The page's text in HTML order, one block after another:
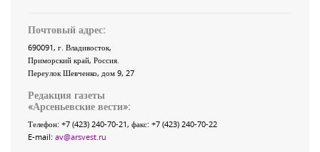
Почтовый адрес:
690091, г. Владивосток,
Приморский край, Россия
Переулок Шевченко, дом 9, 27
Редакция газеты
«Арсеньевские вести»:
Телефон: +7 (423) 240-70-21, факс: +7 (423) 240-70-22
E-mail: av@arsvest.ru